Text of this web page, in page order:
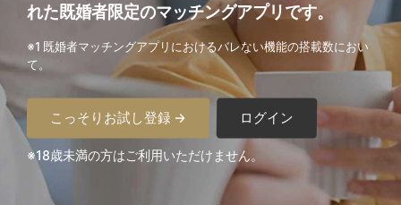
れた既婚者限定のマッチングアプリです。
※1 既婚者マッチングアプリにおけるバレない機能の搭載数におい
て。
こっそりお試し登録 → ログイン
※18歳未満の方はご利用いただけません。